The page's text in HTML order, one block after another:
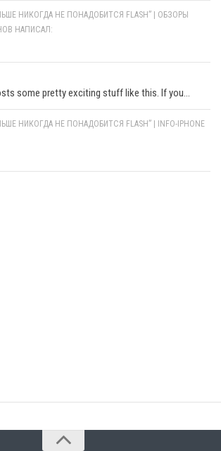
НИКОГДА НЕ ПОНАДОБИТСЯ FLASH” | ОБЗОРЫ
НАПИСАЛ:
some pretty exciting stuff like this. If you...
НИКОГДА НЕ ПОНАДОБИТСЯ FLASH” | INFO-IPHONE